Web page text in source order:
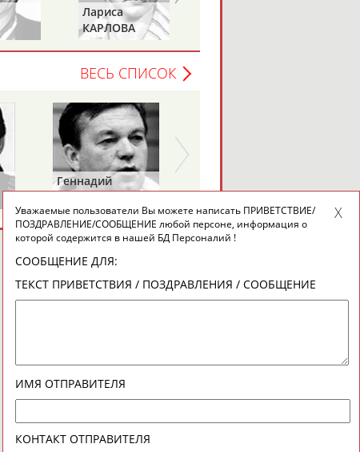
Лариса
КАРЛОВА
ВЕСЬ СПИСОК
Геннадий
ТУРЕЦКИЙ
Уважаемые пользователи Вы можете написать ПРИВЕТСТВИЕ/
ПОЗДРАВЛЕНИЕ/СООБЩЕНИЕ любой персоне, информация о
которой содержится в нашей БД Персоналий !
СООБЩЕНИЕ ДЛЯ:
ТЕКСТ ПРИВЕТСТВИЯ / ПОЗДРАВЛЕНИЯ / СООБЩЕНИЕ
ИМЯ ОТПРАВИТЕЛЯ
КОНТАКТ ОТПРАВИТЕЛЯ